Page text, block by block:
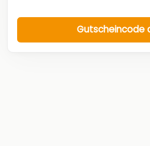
Gutscheincode